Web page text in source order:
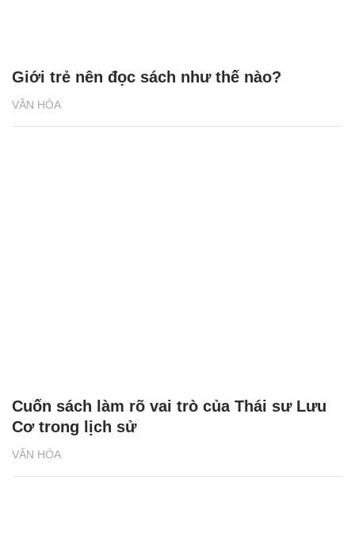
VĂN HÓA
Giới trẻ nên đọc sách như thế nào?
VĂN HÓA
Cuốn sách làm rõ vai trò của Thái sư Lưu
Cơ trong lịch sử